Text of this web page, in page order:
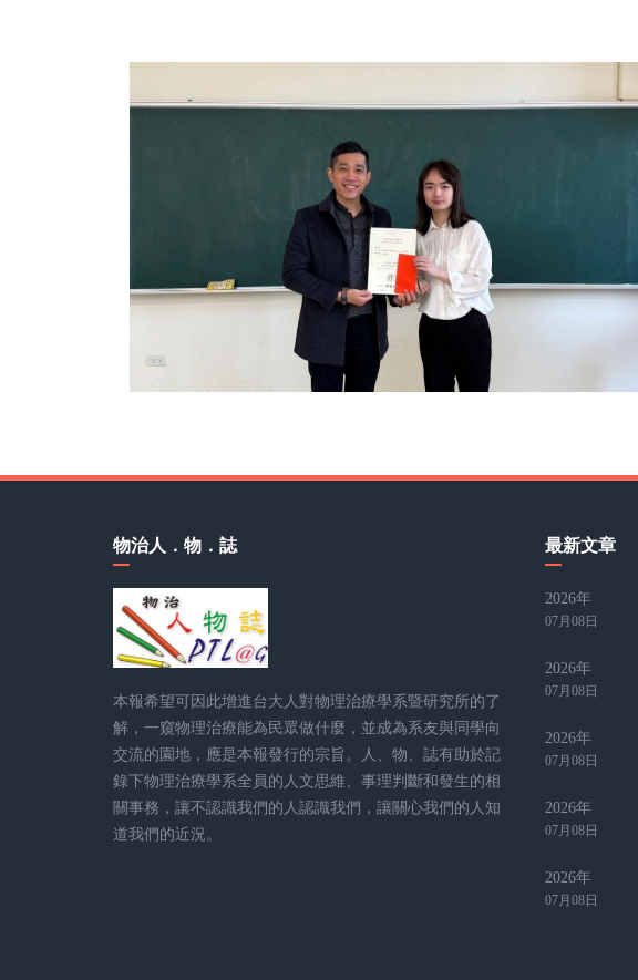
物治人．物．誌
本報希望可因此增進台大人對物理治療學系暨研究所的了
解，一窺物理治療能為民眾做什麼，並成為系友與同學向
交流的園地，應是本報發行的宗旨。人、物、誌有助於記
錄下物理治療學系全員的人文思維、事理判斷和發生的相
關事務，讓不認識我們的人認識我們，讓關心我們的人知
道我們的近況。
最新文章
2026年
07月08日
2026年
07月08日
2026年
07月08日
2026年
07月08日
2026年
07月08日